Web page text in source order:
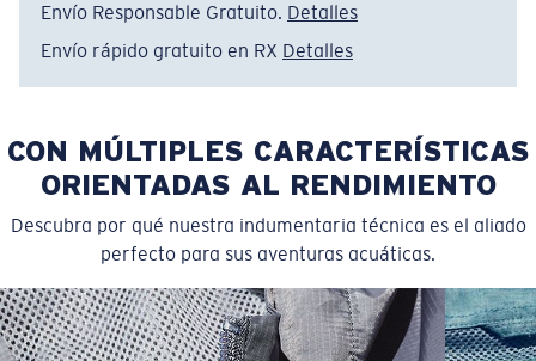
Envío Responsable Gratuito. Detalles
Envío rápido gratuito en RX Detalles
CON MÚLTIPLES CARACTERÍSTICAS
ORIENTADAS AL RENDIMIENTO
Descubra por qué nuestra indumentaria técnica es el aliado
perfecto para sus aventuras acuáticas.